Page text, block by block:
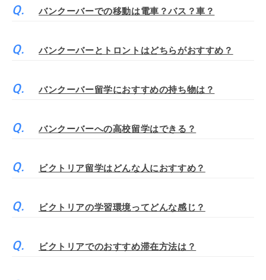
バンクーバーでの移動は電車？バス？車？
バンクーバーとトロントはどちらがおすすめ？
バンクーバー留学におすすめの持ち物は？
バンクーバーへの高校留学はできる？
ビクトリア留学はどんな人におすすめ？
ビクトリアの学習環境ってどんな感じ？
ビクトリアでのおすすめ滞在方法は？